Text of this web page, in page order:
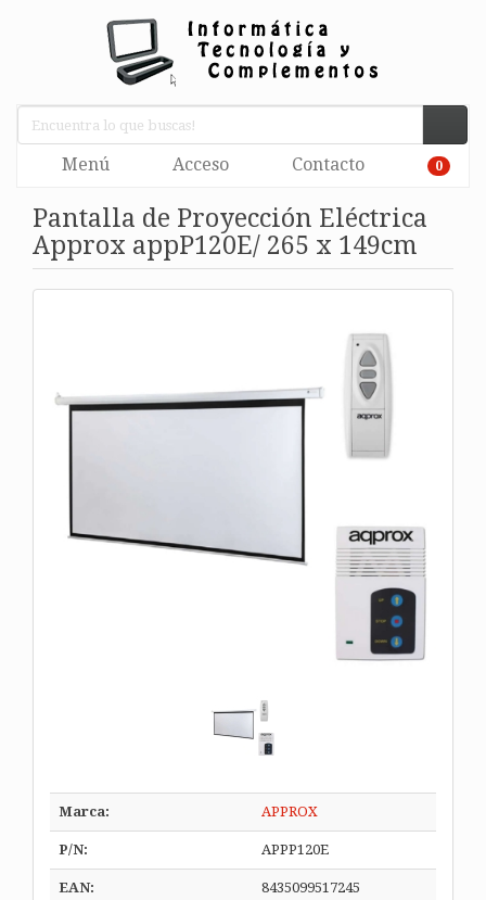
Menú Acceso Contacto 0
Pantalla de Proyección Eléctrica
Approx appP120E/ 265 x 149cm
Marca: APPROX
P/N: APPP120E
EAN: 8435099517245